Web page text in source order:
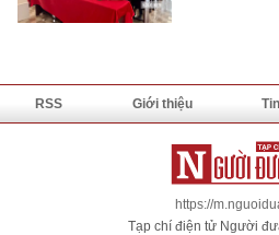
RSS Giới thiệu
https://
Tạp chí điện tử Người